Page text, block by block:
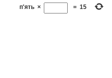
п'ять × = 15